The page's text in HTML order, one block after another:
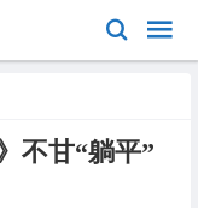
不甘“躺平”